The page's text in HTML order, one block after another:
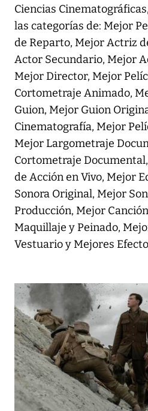
Ciencias
las categorías de: Mejor
de Reparto, Mejor Actriz
Actor Secundario, Mejor
Mejor Director, Mejor
Cortometraje Animado,
Guion, Mejor Guion
Cinematografía, Mejor
Mejor Largometraje
Cortometraje
de Acción en Vivo, Mejor
Sonora Original, Mejor
Producción, Mejor
Maquillaje y Peinado,
Vestuario y Mejores